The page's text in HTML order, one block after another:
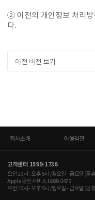
② 이전의 개인정보 처리방
다.
이전 버전 보기
회사소개 이용약관
고객센터 1599-1736
오전 10시 - 오후 5시 /월요일 - 금요일 (공
Apple 공인 서비스 1688-0476
오전 10시 - 오후 5시 /월요일 - 금요일 (공